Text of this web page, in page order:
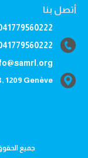
أتصل بنا
1209 Genève
جميع الحقوق